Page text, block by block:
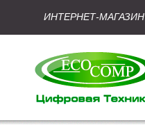
ИНТЕРНЕТ-МАГАЗИН